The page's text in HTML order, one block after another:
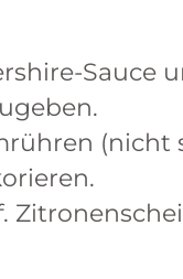
Sauce
(nicht